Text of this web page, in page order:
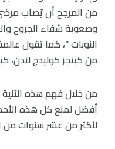
من المرجح أن يُصاب مرضى
وصعوبة شفاء الجروح
النوبات “، كما تقول
من كينجز كوليدج لندن،
من خلال فهم هذه
أفضل لمنع كل هذه
لأكثر من عشر سنوات من